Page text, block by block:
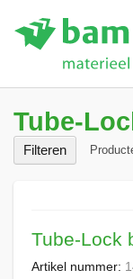
Tube-
Tube-Lock
Artikel nummer:
Filteren